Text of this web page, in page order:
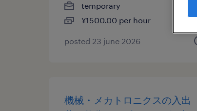
temporary
¥1500.00 per hour
posted 23 june 2026
機械・メカトロニクスの入出